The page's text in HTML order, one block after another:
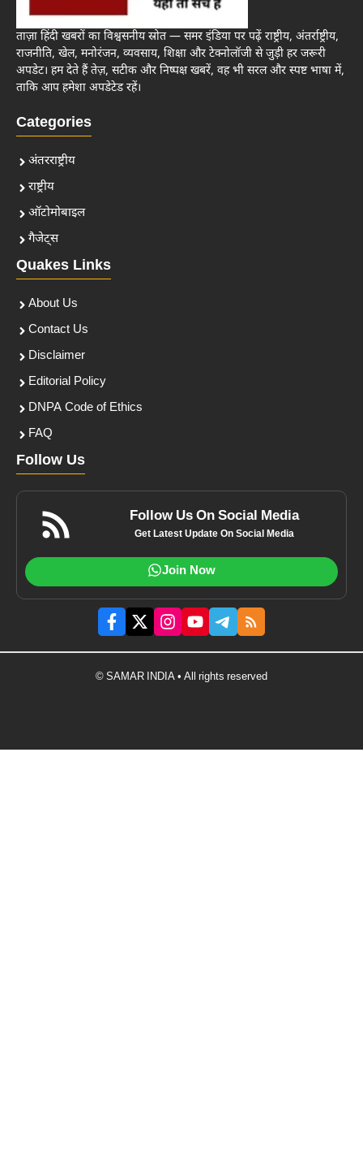
ताज़ा हिंदी खबरों का विश्वसनीय स्रोत — समर इंडिया पर पढ़ें राष्ट्रीय, अंतर्राष्ट्रीय,
राजनीति, खेल, मनोरंजन, व्यवसाय, शिक्षा और टेक्नोलॉजी से जुड़ी हर जरूरी
अपडेट। हम देते हैं तेज़, सटीक और निष्पक्ष खबरें, वह भी सरल और स्पष्ट भाषा में,
ताकि आप हमेशा अपडेटेड रहें।
Categories
अंतरराष्ट्रीय
राष्ट्रीय
ऑटोमोबाइल
गैजेट्स
Quakes Links
About Us
Contact Us
Disclaimer
Editorial Policy
DNPA Code of Ethics
FAQ
Follow Us
Follow Us On Social Media
Get Latest Update On Social Media
Join Now
© SAMAR INDIA • All rights reserved